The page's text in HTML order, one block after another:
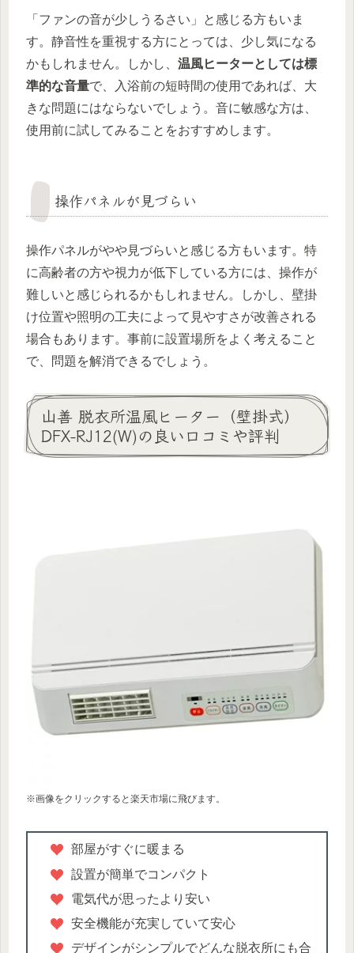
「ファンの音が少しうるさい」と感じる方もいま
す。静音性を重視する方にとっては、少し気になる
かもしれません。しかし、 温風ヒーターとしては標
準的な音量で、入浴前の短時間の使用であれば、大
きな問題にはならないでしょう。音に敏感な方は、
使用前に試してみることをおすすめします。
操作パネルが見づらい
操作パネルがやや見づらいと感じる方もいます。特
に高齢者の方や視力が低下している方には、操作が
難しいと感じられるかもしれません。しかし、壁掛
け位置や照明の工夫によって見やすさが改善される
場合もあります。事前に設置場所をよく考えること
で、問題を解消できるでしょう。
山善 脱衣所温風ヒーター（壁掛式）
DFX-RJ12(W)の良い口コミや評判
※画像をクリックすると楽天市場に飛びます。
部屋がすぐに暖まる
設置が簡単でコンパクト
電気代が思ったより安い
安全機能が充実していて安心
デザインがシンプルでどんな脱衣所にも合